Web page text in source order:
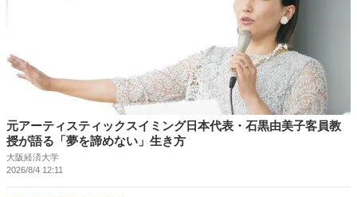
元アーティスティックスイミング日本代表・石黒由美子客員教
授が語る「夢を諦めない」生き方
大阪経済大学
2026/8/4 12:11